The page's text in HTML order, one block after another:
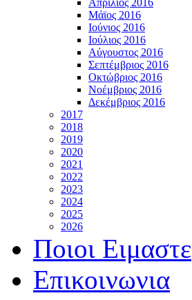
Μάϊος 2016
Ιούνιος 2016
Ιούλιος 2016
Αύγουστος 2016
Σεπτέμβριος 2016
Οκτώβριος 2016
Νοέμβριος 2016
Δεκέμβριος 2016
2017
2018
2019
2020
2021
2022
2023
2024
2025
2026
Ποιοι Ειμαστε
Επικοινωνια